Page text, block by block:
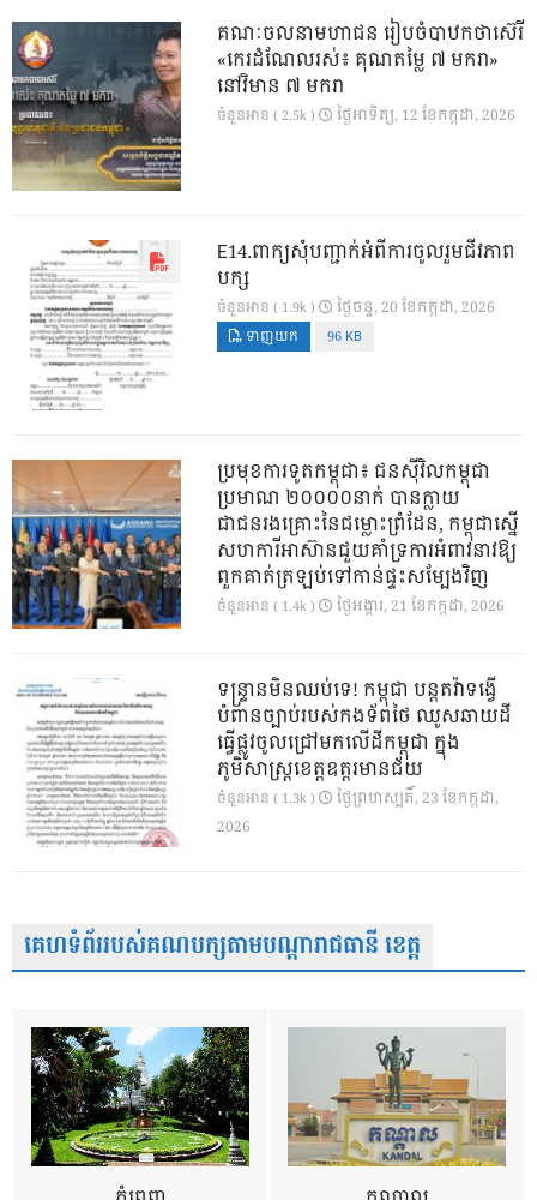
គណៈចលនាមហាជន រៀបចំបាឋកថាស៊េរី
«កេរដំណែលរស់៖ គុណតម្លៃ ៧ មករា»
នៅវិមាន ៧ មករា
ចំនួនអាន ( 2.5k ) ថ្ងៃ​អាទិត្យ, 12 ខែ​កក្កដា, 2026
E14.ពាក្យសុំបញ្ជាក់អំពីការចូលរួមជីវភាព
បក្ស
ចំនួនអាន ( 1.9k ) ថ្ងៃ​ចន្ទ, 20 ខែ​កក្កដា, 2026
ទាញយក 96 KB
ប្រមុខការទូតកម្ពុជា៖ ជនស៊ីវិលកម្ពុជា
ប្រមាណ ២០០០០នាក់ បានក្លាយ
ជាជនរងគ្រោះនៃជម្លោះព្រំដែន, កម្ពុជាស្នើ
សហការីអាស៊ានជួយគាំទ្រការអំពាវនាវឱ្យ
ពួកគាត់ត្រឡប់ទៅកាន់ផ្ទះសម្បែងវិញ
ចំនួនអាន ( 1.4k ) ថ្ងៃ​អង្គារ, 21 ខែ​កក្កដា, 2026
ទន្ទ្រានមិនឈប់ទេ! កម្ពុជា បន្តតវ៉ាទង្វើ
បំពានច្បាប់របស់កងទ័ពថៃ ឈូសឆាយដី
ធ្វើផ្លូវចូលជ្រៅមកលើដីកម្ពុជា ក្នុង
ភូមិសាស្ត្រខេត្តឧត្តរមានជ័យ
ចំនួនអាន ( 1.3k )
ថ្ងៃ​ព្រហស្បតិ៍, 23 ខែ​កក្កដា,
2026
គេហទំព័ររបស់គណបក្សតាមបណ្តារាជធានី ខេត្ត